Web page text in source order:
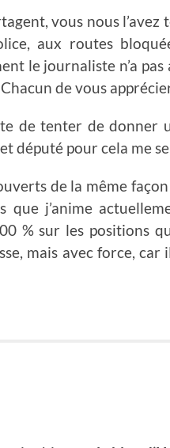
vous nous
aux routes
le journaliste n’a
de vous
de tenter de donner
député pour cela me
de la même
que j’anime
% sur les positions
mais avec force,